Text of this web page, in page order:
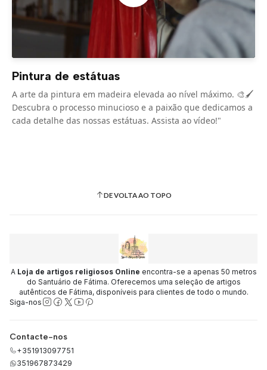
Pintura de estátuas
A arte da pintura em madeira elevada ao nível máximo. 🎨🖌️
Descubra o processo minucioso e a paixão que dedicamos a
cada detalhe das nossas estátuas. Assista ao vídeo!"
DE VOLTA AO TOPO
A Loja de artigos religiosos Online encontra-se a apenas 50 metros
do Santuário de Fátima. Oferecemos uma seleção de artigos
autênticos de Fátima, disponíveis para clientes de todo o mundo.
Siga-nos
Contacte-nos
+351913097751
351967873429